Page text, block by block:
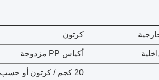
كرتون
أكياس PP مزدوجة
20 كجم / كرتون أو حسب طلب المشترين